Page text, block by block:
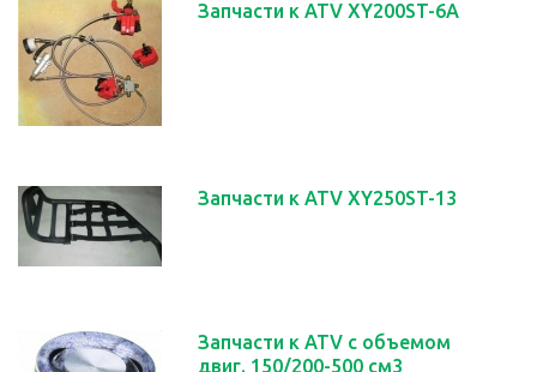
Запчасти к АТV XY200ST-6A
Запчасти к АТV XY250ST-13
Запчасти к АТV с объемом
двиг. 150/200-500 см3